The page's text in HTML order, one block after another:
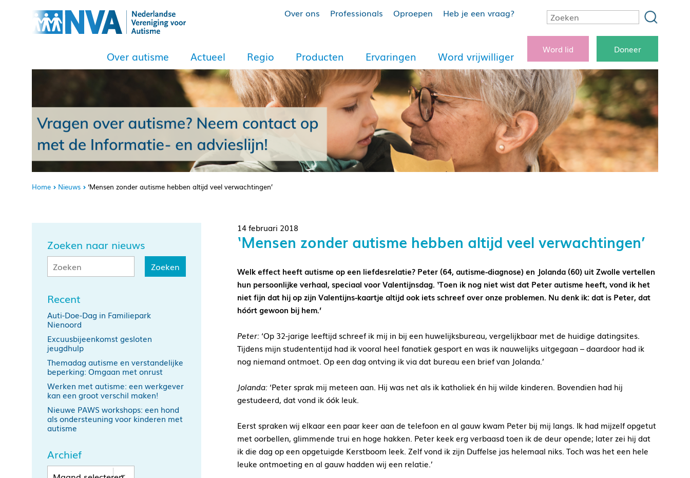
Over ons Professionals Oproepen Heb je een vraag?
Over autisme Actueel Regio Producten Ervaringen Word vrijwilliger
Word lid Doneer
Home Nieuws ‘Mensen zonder autisme hebben altijd veel verwachtingen’
Zoeken naar nieuws
Recent
Auti-Doe-Dag in Familiepark
Nienoord
Excuusbijeenkomst gesloten
jeugdhulp
Themadag autisme en verstandelijke
beperking: Omgaan met onrust
Werken met autisme: een werkgever
kan een groot verschil maken!
Nieuwe PAWS workshops: een hond
als ondersteuning voor kinderen met
autisme
Archief
14 februari 2018
‘Mensen zonder autisme hebben altijd veel verwachtingen’
Welk effect heeft autisme op een liefdesrelatie? Peter (64, autisme-diagnose) en Jolanda (60) uit Zwolle vertellen
hun persoonlijke verhaal, speciaal voor Valentijnsdag. ‘Toen ik nog niet wist dat Peter autisme heeft, vond ik het
niet fijn dat hij op zijn Valentijns-kaartje altijd ook iets schreef over onze problemen. Nu denk ik: dat is Peter, dat
hóórt gewoon bij hem.’
Peter: ‘Op 32-jarige leeftijd schreef ik mij in bij een huwelijksbureau, vergelijkbaar met de huidige datingsites.
Tijdens mijn studententijd had ik vooral heel fanatiek gesport en was ik nauwelijks uitgegaan – daardoor had ik
nog niemand ontmoet. Op een dag ontving ik via dat bureau een brief van Jolanda.’
Jolanda: ‘Peter sprak mij meteen aan. Hij was net als ik katholiek én hij wilde kinderen. Bovendien had hij
gestudeerd, dat vond ik óók leuk.
Eerst spraken wij elkaar een paar keer aan de telefoon en al gauw kwam Peter bij mij langs. Ik had mijzelf opgetut
met oorbellen, glimmende trui en hoge hakken. Peter keek erg verbaasd toen ik de deur opende; later zei hij dat
ik die dag op een opgetuigde Kerstboom leek. Zelf vond ik zijn Duffelse jas helemaal niks. Toch was het een hele
leuke ontmoeting en al gauw hadden wij een relatie.’